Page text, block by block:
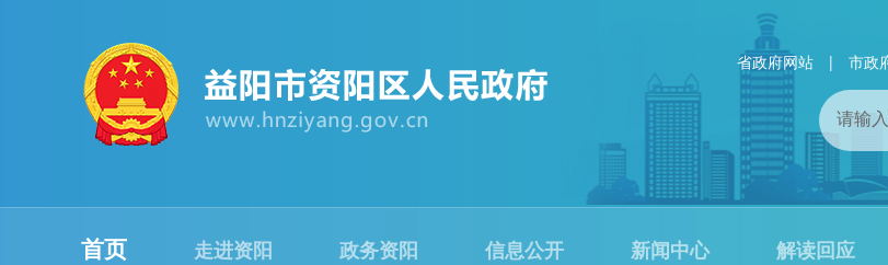
省政府网站
| 市政
首页 走进资阳 政务资阳 信息公开 新闻中心 解读回应